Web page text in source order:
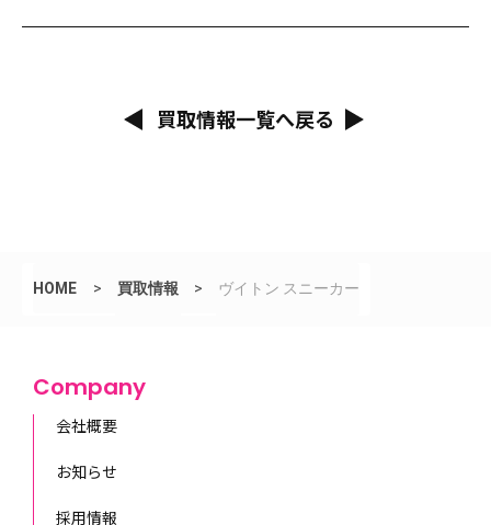
買取情報一覧へ戻る
HOME > 買取情報 > ヴイトン スニーカー
Company
会社概要
お知らせ
採用情報